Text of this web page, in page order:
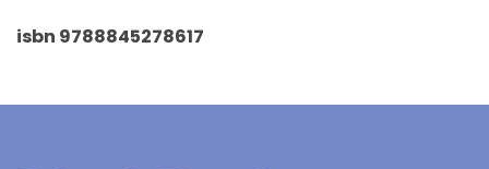
isbn 9788845278617